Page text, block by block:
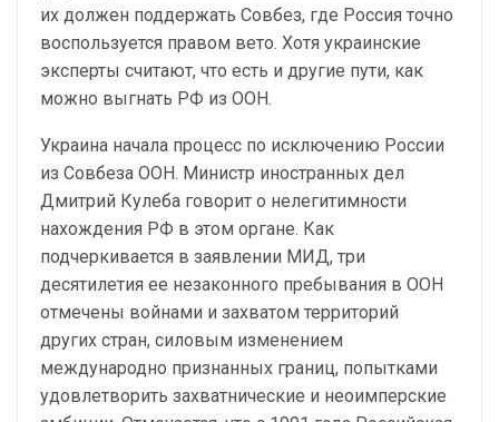
их должен поддержать Совбез, где Россия точно
воспользуется правом вето. Хотя украинские
эксперты считают, что есть и другие пути, как
можно выгнать РФ из ООН.
Украина начала процесс по исключению России
из Совбеза ООН. Министр иностранных дел
Дмитрий Кулеба говорит о нелегитимности
нахождения РФ в этом органе. Как
подчеркивается в заявлении МИД, три
десятилетия ее незаконного пребывания в ООН
отмечены войнами и захватом территорий
других стран, силовым изменением
международно признанных границ, попытками
удовлетворить захватнические и неоимперские